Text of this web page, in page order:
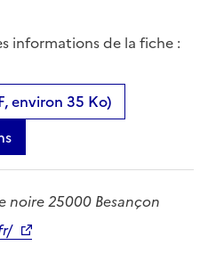
informations de la fiche :
environ 35 Ko)
noire 25000 Besançon